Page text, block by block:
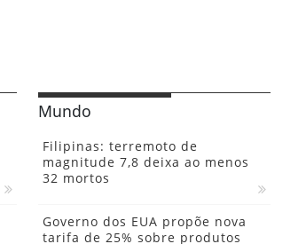
Mundo
Filipinas: terremoto de
magnitude 7,8 deixa ao menos
32 mortos
Governo dos EUA propõe nova
tarifa de 25% sobre produtos